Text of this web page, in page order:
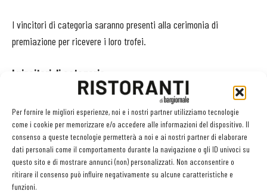
Per fornire le migliori esperienze, noi e i nostri partner utilizziamo tecnologie
come i cookie per memorizzare e/o accedere alle informazioni del dispositivo. Il
consenso a queste tecnologie permetterà a noi e ai nostri partner di elaborare
dati personali come il comportamento durante la navigazione o gli ID univoci su
questo sito e di mostrare annunci (non) personalizzati. Non acconsentire o
ritirare il consenso può influire negativamente su alcune caratteristiche e
funzioni.
I vincitori di categoria saranno presenti alla cerimonia di
premiazione per ricevere i loro trofei.
I vincitori di categoria
Bun Burgers(Milan, Italy) – Masquespacio - Categoria: Fast
Casual.
Spagna
Smoked Room